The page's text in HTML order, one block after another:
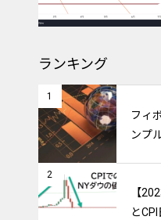
ランキング
1
フィ
ンプ
2
【
と